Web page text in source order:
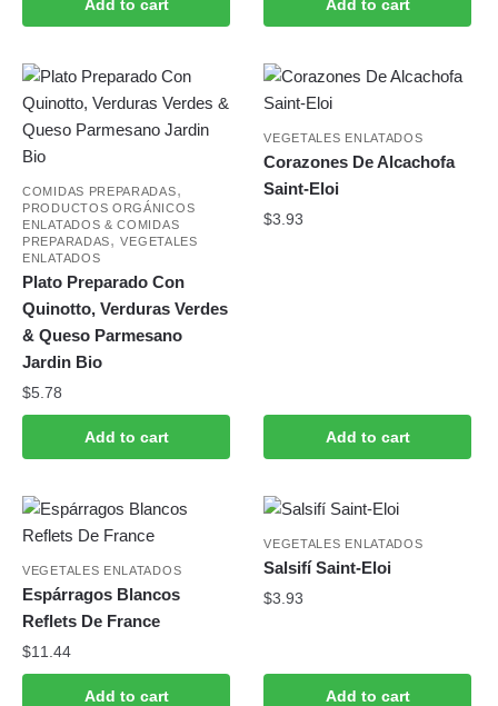
Add to cart Add to cart
COMIDAS PREPARADAS,
PRODUCTOS ORGÁNICOS
ENLATADOS & COMIDAS
PREPARADAS,VEGETALES
ENLATADOS
Plato Preparado Con
Quinotto, Verduras Verdes
& Queso Parmesano
Jardin Bio
$5.78
Add to cart
VEGETALES ENLATADOS
Corazones De Alcachofa
Saint-Eloi
$3.93
Add to cart
VEGETALES ENLATADOS
Espárragos Blancos
Reflets De France
$11.44
Add to cart
VEGETALES ENLATADOS
Salsifí Saint-Eloi
$3.93
Add to cart